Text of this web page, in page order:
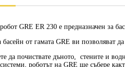
GRE ER 230 e предназначен за
басейн от гамата GRE ви позволяват
да почиствате дъното, стените и
роботът на GRE ще събере